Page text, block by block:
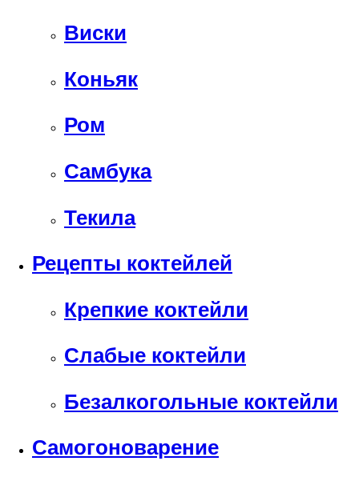
Виски
Коньяк
Ром
Самбука
Текила
Рецепты коктейлей
Крепкие коктейли
Слабые коктейли
Безалкогольные коктейли
Самогоноварение